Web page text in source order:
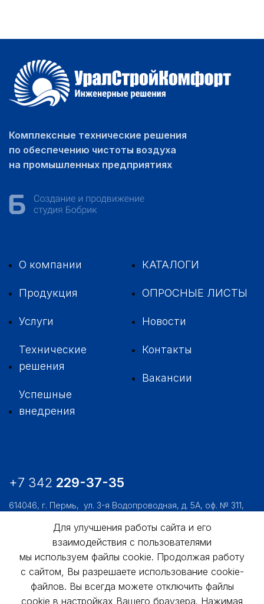
Комплексные технические решения
по обеспечению чистоты воздуха
на промышленных предприятиях
О компании
Продукция
Услуги
Технические
решения
Успешные
внедрения
КАТАЛОГИ
ОПРОСНЫЕ ЛИСТЫ
Новости
Контакты
Вакансии
+7 342 229-37-35
614046, г. Пермь, ул. 3-я Водопроводная, д. 5А, оф. № 311,
usk@usk.perm.ru
Обратная связь
Для улучшения работы сайта и его
взаимодействия с пользователями
мы используем файлы cookie. Продолжая работу
с сайтом, Вы разрешаете использование cookie-
файлов. Вы всегда можете отключить файлы
cookie в настройках Вашего браузера. Нажимая